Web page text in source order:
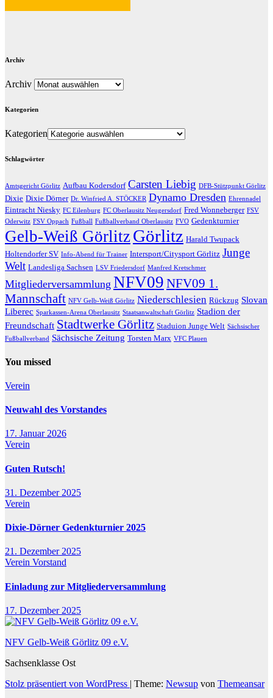
Archiv
Archiv
Kategorien
Kategorien
Schlagwörter
Amtsgericht Görlitz Aufbau Kodersdorf Carsten Liebig DFB-Stützpunkt Görlitz
Dixie Dixie Dörner Dr. Winfried A. STÖCKER Dynamo Dresden Ehrennadel
Eintracht Niesky FC Eilenburg FC Oberlausitz Neugersdorf Fred Wonneberger FSV
Oderwitz FSV Oppach Fußball Fußballverband Oberlausitz FVO Gedenkturnier
Gelb-Weiß GörlitzGörlitz Harald Twupack
Holtendorfer SV Info-Abend für Trainer Intersport/Citysport Görlitz Junge
Welt Landesliga Sachsen LSV Friedersdorf Manfred Kretschmer
Mitgliederversammlung NFV09 NFV09 1.
Mannschaft NFV Gelb-Weiß Görlitz Niederschlesien Rückzug Slovan
Liberec Sparkassen-Arena Oberlausitz Staatsanwaltschaft Görlitz Stadion der
Freundschaft Stadtwerke Görlitz Staduion Junge Welt Sächsischer
Fußballverband Sächsische Zeitung Torsten Marx VFC Plauen
You missed
Verein
Neuwahl des Vorstandes
17. Januar 2026
Verein
Guten Rutsch!
31. Dezember 2025
Verein
Dixie-Dörner Gedenkturnier 2025
21. Dezember 2025
Verein Vorstand
Einladung zur Mitgliederversammlung
17. Dezember 2025
NFV Gelb-Weiß Görlitz 09 e.V.
Sachsenklasse Ost
Stolz präsentiert von WordPress | Theme: Newsup von Themeansar